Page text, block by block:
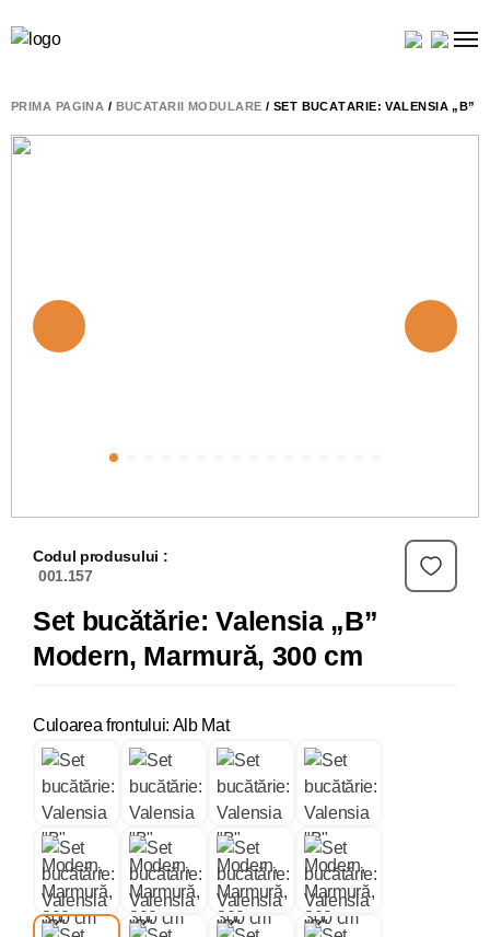
PRIMA PAGINĂ / BUCATARII MODULARE / SET BUCĂTĂRIE: VALENSIA „B”
Codul produsului :
001.157
Set bucătărie: Valensia „B”
Modern, Marmură, 300 cm
Culoarea frontului: Alb Mat